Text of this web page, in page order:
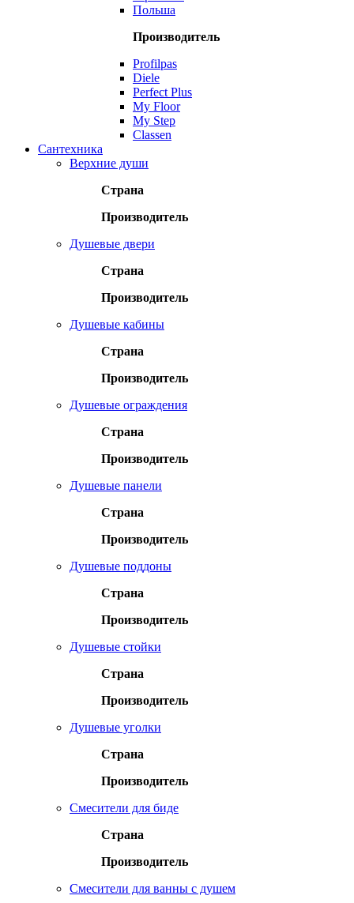
Польша
Производитель
Profilpas
Diele
Perfect Plus
My Floor
My Step
Classen
Сантехника
Верхние души
Страна
Производитель
Душевые двери
Страна
Производитель
Душевые кабины
Страна
Производитель
Душевые ограждения
Страна
Производитель
Душевые панели
Страна
Производитель
Душевые поддоны
Страна
Производитель
Душевые стойки
Страна
Производитель
Душевые уголки
Страна
Производитель
Смесители для биде
Страна
Производитель
Смесители для ванны с душем